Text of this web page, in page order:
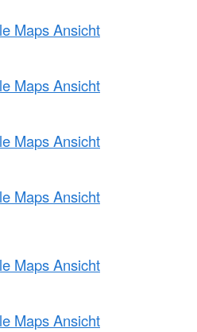
Maps Ansicht
Maps Ansicht
Maps Ansicht
Maps Ansicht
Maps Ansicht
Maps Ansicht